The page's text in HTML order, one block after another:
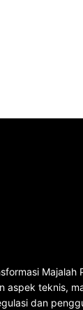
aspek teknis,
dan